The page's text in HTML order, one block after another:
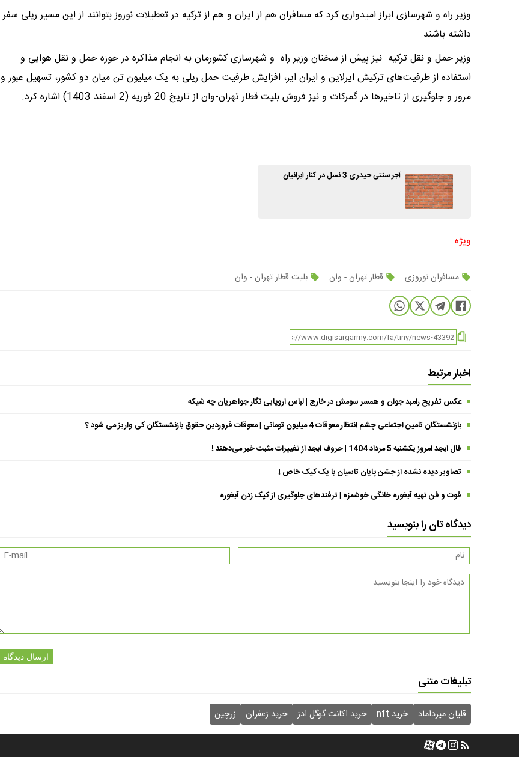
وزیر راه و شهرسازی ابراز امیدواری کرد که مسافران هم از ایران و هم از ترکیه در تعطیلات نوروز بتوانند از این مسیر ریلی سفر
داشته باشند.
وزیر حمل و نقل ترکیه نیز پیش از سخنان وزیر راه و شهرسازی کشورمان به انجام مذاکره در حوزه حمل و نقل هوایی و
استفاده از ظرفیت‌های ترکیش ایرلاین و ایران ایر، افزایش ظرفیت حمل ریلی به یک میلیون تن میان دو کشور، تسهیل عبور و
مرور و جلوگیری از تاخیرها در گمرکات و نیز فروش بلیت قطار تهران-وان از تاریخ 20 فوریه (2 اسفند 1403) اشاره کرد.
آجر سنتی حیدری 3 نسل در کنار ایرانیان
ویژه
مسافران نوروزی قطار تهران - وان بلیت قطار تهران - وان
اخبار مرتبط
عکس تفریح رامبد جوان و همسر سومش در خارج | لباس اروپایی نگار جواهریان چه شیکه
بازنشستگان تامین اجتماعی چشم انتظار معوقات 4 میلیون تومانی | معوقات فروردین حقوق بازنشستگان کی واریز می شود ؟
فال ابجد امروز یکشنبه 5 مرداد 1404 | حروف ابجد از تغییرات مثبت خبر می‌دهند !
تصاویر دیده نشده از جشن پایان تاسیان با یک کیک خاص !
فوت و فن تهیه آبغوره خانگی خوشمزه | ترفندهای جلوگیری از کپک زدن آبغوره
دیدگاه تان را بنویسید
ارسال دیدگاه
تبلیغات متنی
قلیان میرداماد خرید nft خرید اکانت گوگل ادز خرید زعفران زرچین